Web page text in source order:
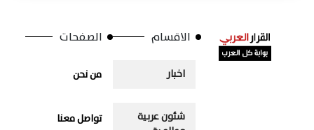
الاقسام
اخبار
شئون عربية
الصفحات
من نحن
تواصل معنا